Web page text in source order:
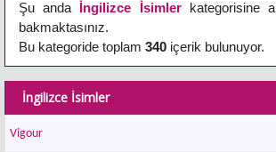
Şu anda İngilizce İsimlerkategorisine
bakmaktasınız.
Bu kategoride toplam 340 içerik bulunuyor.
İngilizce İsimler
Vigour